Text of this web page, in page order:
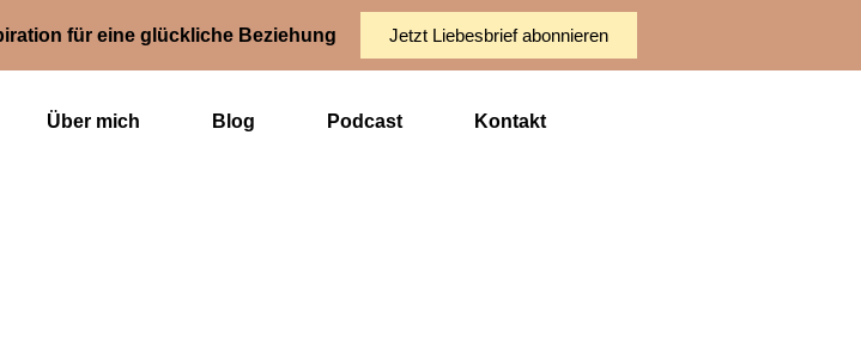
für eine glückliche Beziehung Jetzt Liebesbrief abonnieren
Über mich Blog Podcast Kontakt